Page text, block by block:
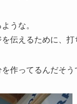
うな。
伝えるために、打
作ってるんだそう